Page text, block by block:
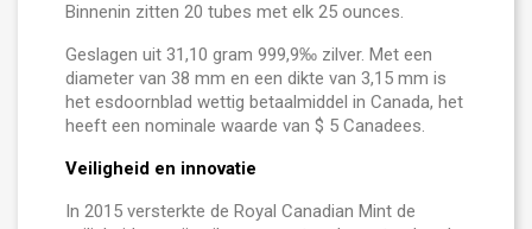
Binnenin zitten 20 tubes met elk 25 ounces.
Geslagen uit 31,10 gram 999,9‰ zilver. Met een
diameter van 38 mm en een dikte van 3,15 mm is
het esdoornblad wettig betaalmiddel in Canada, het
heeft een nominale waarde van $ 5 Canadees.
Veiligheid en innovatie
In 2015 versterkte de Royal Canadian Mint de